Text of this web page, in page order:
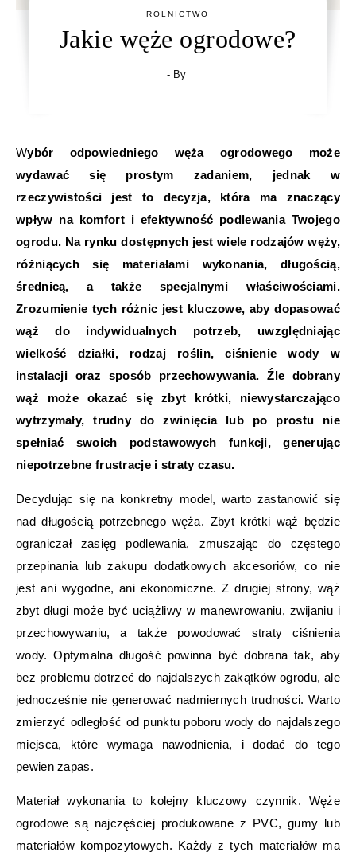
ROLNICTWO
Jakie węże ogrodowe?
- By
Wybór odpowiedniego węża ogrodowego może
wydawać się prostym zadaniem, jednak w
rzeczywistości jest to decyzja, która ma znaczący
wpływ na komfort i efektywność podlewania Twojego
ogrodu. Na rynku dostępnych jest wiele rodzajów węży,
różniących się materiałami wykonania, długością,
średnicą, a także specjalnymi właściwościami.
Zrozumienie tych różnic jest kluczowe, aby dopasować
wąż do indywidualnych potrzeb, uwzględniając
wielkość działki, rodzaj roślin, ciśnienie wody w
instalacji oraz sposób przechowywania. Źle dobrany
wąż może okazać się zbyt krótki, niewystarczająco
wytrzymały, trudny do zwinięcia lub po prostu nie
spełniać swoich podstawowych funkcji, generując
niepotrzebne frustracje i straty czasu.
Decydując się na konkretny model, warto zastanowić się
nad długością potrzebnego węża. Zbyt krótki wąż będzie
ograniczał zasięg podlewania, zmuszając do częstego
przepinania lub zakupu dodatkowych akcesoriów, co nie
jest ani wygodne, ani ekonomiczne. Z drugiej strony, wąż
zbyt długi może być uciążliwy w manewrowaniu, zwijaniu i
przechowywaniu, a także powodować straty ciśnienia
wody. Optymalna długość powinna być dobrana tak, aby
bez problemu dotrzeć do najdalszych zakątków ogrodu, ale
jednocześnie nie generować nadmiernych trudności. Warto
zmierzyć odległość od punktu poboru wody do najdalszego
miejsca, które wymaga nawodnienia, i dodać do tego
pewien zapas.
Materiał wykonania to kolejny kluczowy czynnik. Węże
ogrodowe są najczęściej produkowane z PVC, gumy lub
materiałów kompozytowych. Każdy z tych materiałów ma